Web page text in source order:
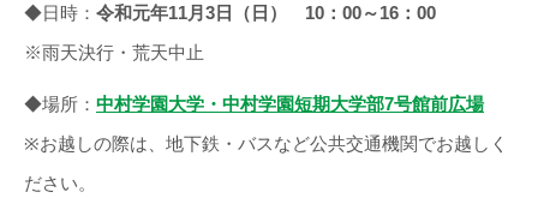
◆日時： 令和元年11月3日（日） 10：00～16：00
※雨天決行・荒天中止
◆場所： 中村学園大学・中村学園短期大学部7号館前広場
※お越しの際は、地下鉄・バスなど公共交通機関でお越しく
ださい。